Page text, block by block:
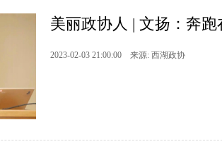
美丽政协人 | 文扬：奔
2023-02-03 21:00:00 来源: 西湖政协